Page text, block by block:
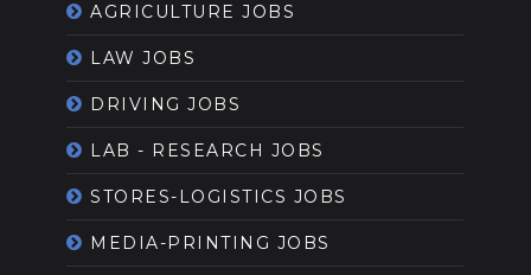
AGRICULTURE JOBS
LAW JOBS
DRIVING JOBS
LAB - RESEARCH JOBS
STORES-LOGISTICS JOBS
MEDIA-PRINTING JOBS